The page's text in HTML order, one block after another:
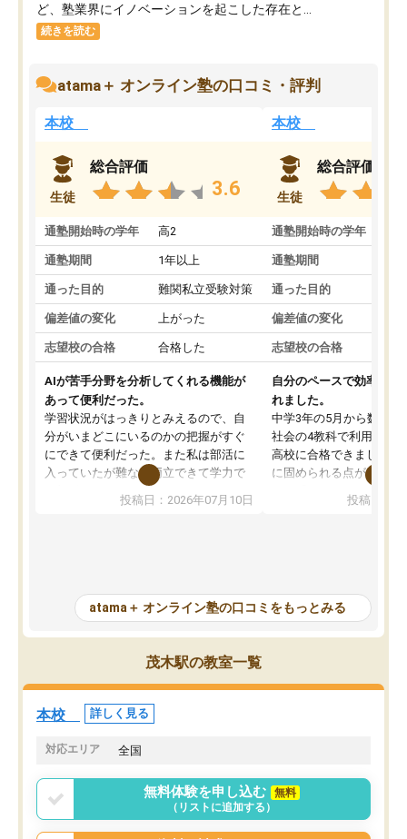
ど、塾業界にイノベーションを起こした存在と...
続きを読む
atama＋ オンライン塾の口コミ・評判
本校
生徒
総合評価
3.6
通塾開始時の学年 高2
通塾期間 1年以上
通った目的 難関私立受験対策
偏差値の変化 上がった
志望校の合格 合格した
AIが苦手分野を分析してくれる機能が
あって便利だった。
学習状況がはっきりとみえるので、自
分がいまどこにいるのかの把握がすぐ
にできて便利だった。また私は部活に
入っていたが難なく両立できて学力で
も部活でも結果を残すことができてよ
かった。また問題演習の際に、自分が
が、自分で自分の管理ができない人に
とっては難しい部分もあるのではない
かと思った。
投稿日：2026年07月10日
本校
生徒
総合評価
通塾開始時の学年
通塾期間
通った目的
偏差値の変化
志望校の合格
自分のペースで効率よく
れました。
中学3年の5月から数学・
社会の4教科で利用し、
高校に合格できました。
に固められる点が魅力で
項目のおかげで、手軽
元数が可視化されるので
しながら意欲的に取り組
常に効果を実感している
すめできる塾です。
投稿日：
atama＋ オンライン塾の口コミをもっとみる
茂木駅の教室一覧
本校 詳しく見る
対応エリア 全国
無料体験を申し込む
無料
（リストに追加する）